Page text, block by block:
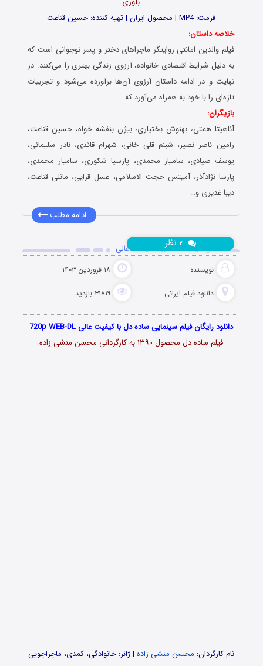
فرمت: MP4 | محصول ایران | تهیه‎‌ کننده: حسین قناعت
خلاصه داستان:
فیلم والدین امانتی روایتگر ماجراهای دختر و پسر نوجوانی است که
به دلیل شرایط اقتصادی خانواده، آرزوی زندگی بهتری را می‌کنند. در
نهایت و در ادامه داستان آرزوی آن‌ها برآورده می‌شود و تجربیات
تازه‌ای را با خود به همراه می‌‌آورد که…
بازیگران:
آناهیتا همتی، بهنوش بختیاری، بیژن بنفشه خواه، حسین قناعت،
رامین ناصر نصیر، شبنم قلی خانی، شهرام قائدی، نادر سلیمانی،
یوسف صیادی، سامیار محمدی، پارسیا شکوری، سامیار محمدی،
پارسا نژادآذر، آمیتس حجت الاسلامی، عسل قرایی، مانلی قناعت،
دیبا غدیری و…
ادامه مطلب
دانلود فیلم ساده دل با کیفیت عالی
نویسنده ۱۸ فروردین ۱۴۰۳
دانلود فیلم‌ ایرانی ۳۱۸۱۹ بازدید
۲ نظر
دانلود رایگان فیلم سینمایی ساده دل با کیفیت عالی 720p WEB-DL
فیلم ساده دل محصول ۱۳۹۰ به کارگردانی محسن منشی زاده
نام کارگردان: محسن منشی زاده | ژانر: خانوادگی، کمدی، ماجراجویی